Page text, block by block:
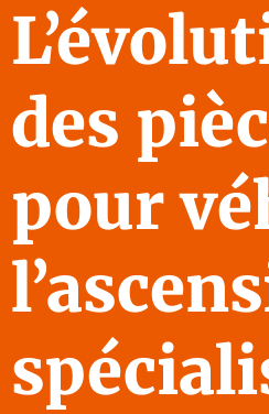
des
pour